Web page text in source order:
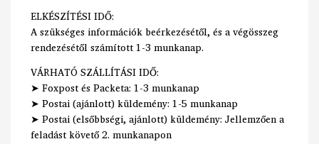
ELKÉSZÍTÉSI IDŐ:
A szükséges információk beérkezésétől, és a végösszeg
rendezésétől számított 1-3 munkanap.
VÁRHATÓ SZÁLLÍTÁSI IDŐ:
➤ Foxpost és Packeta: 1-3 munkanap
➤ Postai (ajánlott) küldemény: 1-5 munkanap
➤ Postai (elsőbbségi, ajánlott) küldemény: Jellemzően a
feladást követő 2. munkanapon